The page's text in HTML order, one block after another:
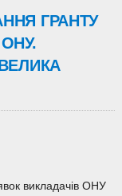
ГРАНТУ
викладачів ОНУ